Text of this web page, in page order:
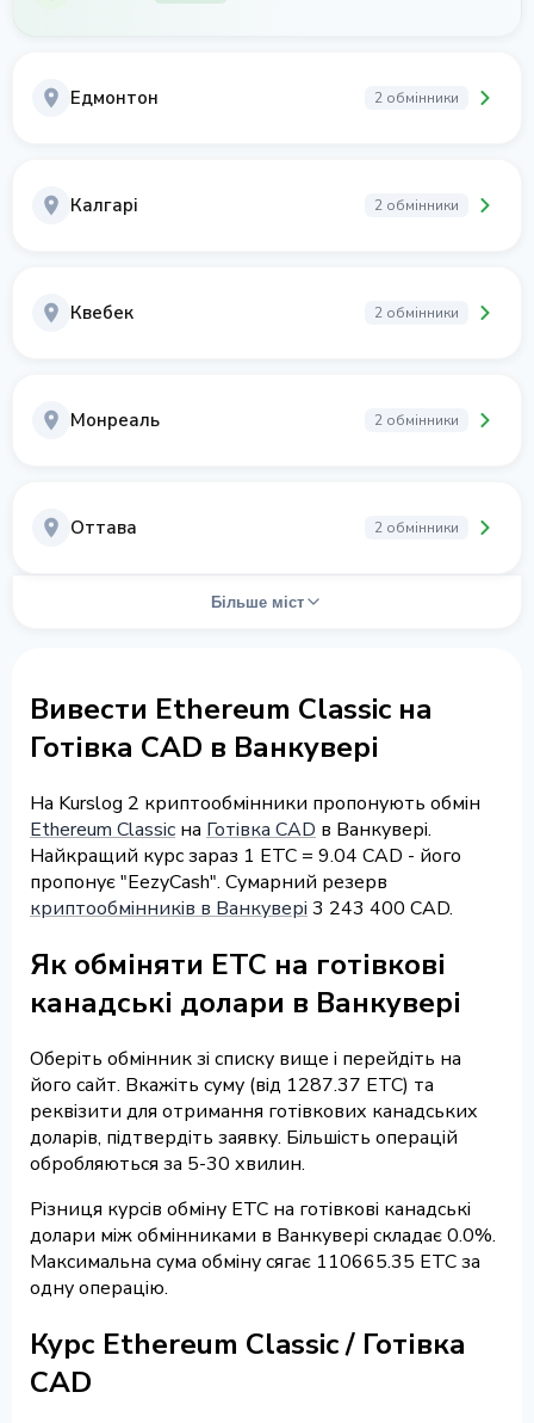
Едмонтон 2 обмінники
Калгарі 2 обмінники
Квебек 2 обмінники
Монреаль 2 обмінники
Оттава 2 обмінники
Більше міст
Вивести Ethereum Classic на
Готівка CAD в Ванкувері
На Kurslog 2 криптообмінники пропонують обмін
Ethereum Classic на Готівка CAD в Ванкувері.
Найкращий курс зараз 1 ETC = 9.04 CAD - його
пропонує "EezyCash". Сумарний резерв
криптообмінників в Ванкувері 3 243 400 CAD.
Як обміняти ETC на готівкові
канадські долари в Ванкувері
Оберіть обмінник зі списку вище і перейдіть на
його сайт. Вкажіть суму (від 1287.37 ETC) та
реквізити для отримання готівкових канадських
доларів, підтвердіть заявку. Більшість операцій
обробляються за 5-30 хвилин.
Різниця курсів обміну ETC на готівкові канадські
долари між обмінниками в Ванкувері складає 0.0%.
Максимальна сума обміну сягає 110665.35 ETC за
одну операцію.
Курс Ethereum Classic / Готівка
CAD